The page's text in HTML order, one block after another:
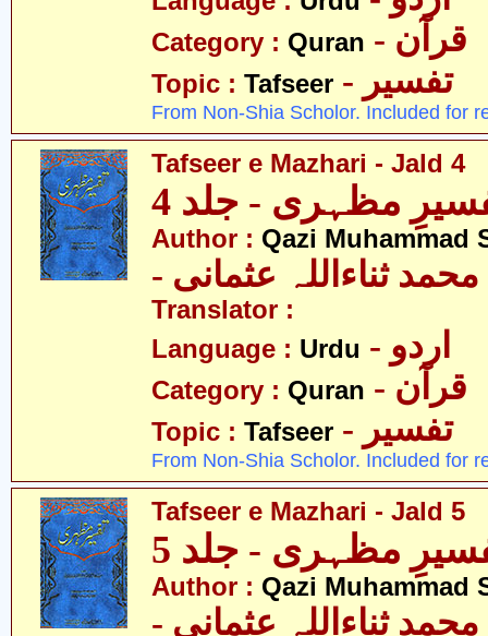
Category : Quran - قرآن
Topic : Tafseer - تفسیر
From Non-Shia Scholor. Included for
Tafseer e Mazhari - Jald 4
مظہری - جلد 4
Author : Qazi Muhammad
ثناءاللہ عثمانی
Translator :
Language : Urdu - اردو
Category : Quran - قرآن
Topic : Tafseer - تفسیر
From Non-Shia Scholor. Included for
Tafseer e Mazhari - Jald 5
مظہری - جلد 5
Author : Qazi Muhammad
ثناءاللہ عثمانی